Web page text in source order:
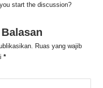
start the discussion?
Ruas yang wajib
*